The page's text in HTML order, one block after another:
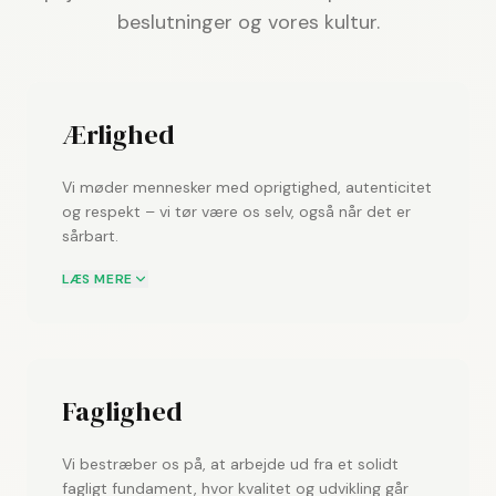
beslutninger og vores kultur.
Ærlighed
Vi møder mennesker med oprigtighed, autenticitet
og respekt – vi tør være os selv, også når det er
sårbart.
anerkendelse skaber vi tillid i relationerne.
tingene er svære.
LÆS MERE
Faglighed
Vi bestræber os på, at arbejde ud fra et solidt
fagligt fundament, hvor kvalitet og udvikling går